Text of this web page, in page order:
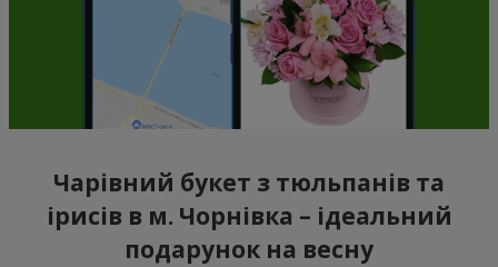
Чарівний букет з тюльпанів та
ірисів в м. Чорнівка – ідеальний
подарунок на весну